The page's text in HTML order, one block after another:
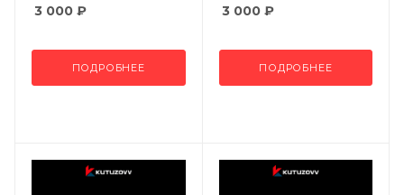
3 000 ₽
ПОДРОБНЕЕ
3 000₽
ПОДРОБНЕЕ